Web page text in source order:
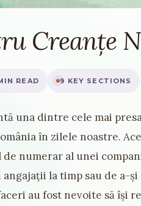
Creanțe
READ 9 KEY SECTIONS
una dintre cele mai
în zilele noastre.
numerar al unei
angajații la timp sau de a-
au fost nevoite să își